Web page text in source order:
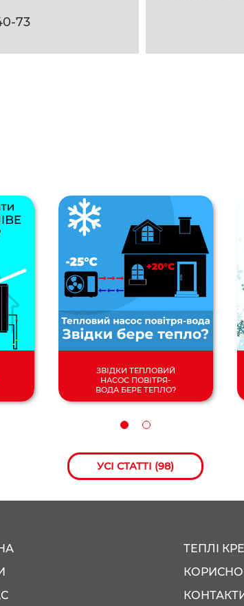
73
ЗВІДКИ ТЕПЛОВИЙ
НАСОС ПОВІТРЯ-
ВОДА БЕРЕ ТЕПЛО?
УСІ СТАТТІ (98)
ТЕПЛІ
КОРИСНО